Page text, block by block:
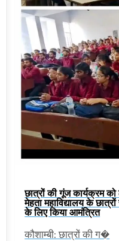
छात्रों की गूंज कार्यक्रम
मेहता महाविद्यालय के
के लिए किया आमंत्रित
कौशाम्बी: छात्रों की ग�